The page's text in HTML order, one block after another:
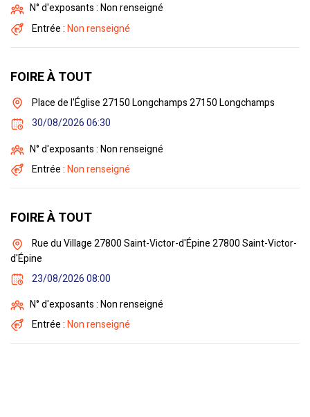
N° d'exposants : Non renseigné
Entrée :Non renseigné
FOIRE À TOUT
Place de l'Église 27150 Longchamps 27150 Longchamps
30/08/2026 06:30
N° d'exposants : Non renseigné
Entrée :Non renseigné
FOIRE À TOUT
Rue du Village 27800 Saint-Victor-d'Épine 27800 Saint-Victor-
d'Épine
23/08/2026 08:00
N° d'exposants : Non renseigné
Entrée :Non renseigné